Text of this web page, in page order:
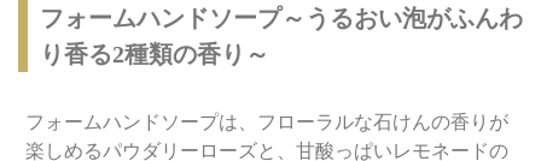
フォームハンドソープ～うるおい泡がふんわ
り香る2種類の香り～
フォームハンドソープは、フローラルな石けんの香りが
楽しめるパウダリーローズと、甘酸っぱいレモネードの